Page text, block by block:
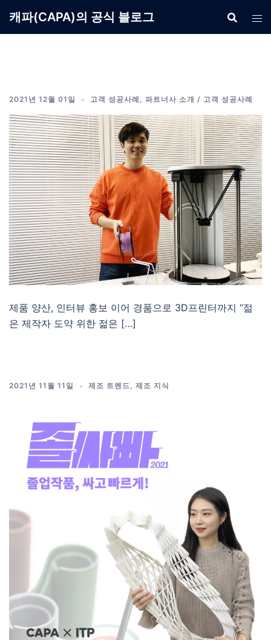
캐파(CAPA)의 공식 블로그
2021년 12월 01일 고객 성공사례 , 파트너사 소개 / 고객 성공사례
제품 양산, 인터뷰 홍보 이어 경품으로 3D프린터까지 “젊
은 제작자 도약 위한 젊은 […]
2021년 11월 11일 제조 트렌드 제조 지식